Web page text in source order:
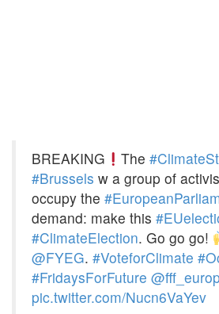
BREAKING The
#Brussels w a group of
occupy the
demand: make this
#ClimateElection. Go go go!
@FYEG. #VoteforClimate
#FridaysForFuture
pic.twitter.com/Nucn6VaYev